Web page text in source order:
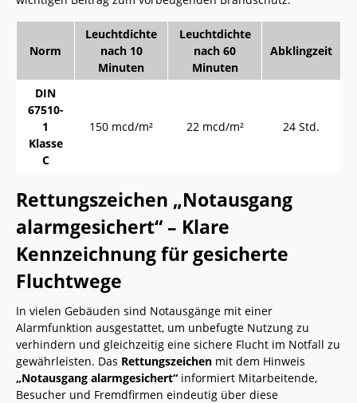
Norm
Leuchtdichte
nach 10
Minuten
Leuchtdichte
nach 60
Minuten
Abklingzeit
DIN
67510-
1
Klasse
C
150 mcd/m² 22 mcd/m² 24 Std.
Rettungszeichen „Notausgang
alarmgesichert“ – Klare
Kennzeichnung für gesicherte
Fluchtwege
In vielen Gebäuden sind Notausgänge mit einer
Alarmfunktion ausgestattet, um unbefugte Nutzung zu
verhindern und gleichzeitig eine sichere Flucht im Notfall zu
gewährleisten. Das Rettungszeichen mit dem Hinweis
„Notausgang alarmgesichert“ informiert Mitarbeitende,
Besucher und Fremdfirmen eindeutig über diese